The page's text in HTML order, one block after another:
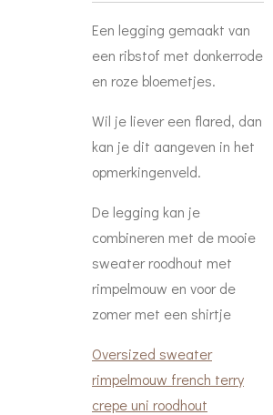
Een legging gemaakt van
een ribstof met donkerrode
en roze bloemetjes.
Wil je liever een flared, dan
kan je dit aangeven in het
opmerkingenveld.
De legging kan je
combineren met de mooie
sweater roodhout met
rimpelmouw en voor de
zomer met een shirtje
Oversized sweater
rimpelmouw french terry
crepe uni roodhout